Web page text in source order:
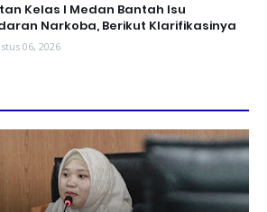
Kelas I Medan Bantah Isu
Narkoba, Berikut Klarifikasinya
06, 2026